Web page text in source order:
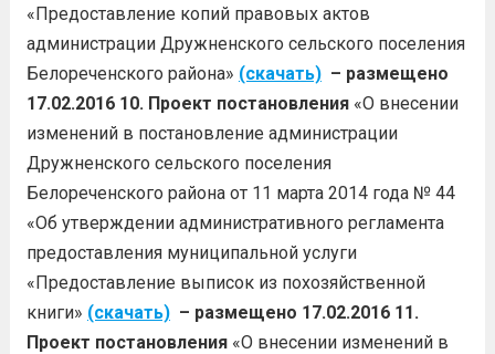
«Предоставление копий правовых актов
администрации Дружненского сельского поселения
Белореченского района» (скачать)– размещено
17.02.2016 10. Проект постановления«О внесении
изменений в постановление администрации
Дружненского сельского поселения
Белореченского района от 11 марта 2014 года № 44
«Об утверждении административного регламента
предоставления муниципальной услуги
«Предоставление выписок из похозяйственной
книги» (скачать)– размещено 17.02.2016 11.
Проект постановления«О внесении изменений в